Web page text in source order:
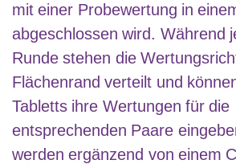
mit einer Probewertung in
abgeschlossen wird. Während
Runde stehen die
Flächenrand verteilt und
Tabletts ihre Wertungen für die
entsprechenden Paare
werden ergänzend von einem